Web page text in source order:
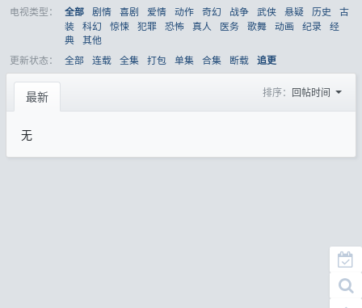
电视类型：
全部 剧情 喜剧 爱情 动作 奇幻 战争 武侠 悬疑 历史
古
装 科幻 惊悚 犯罪 恐怖 真人 医务 歌舞 动画 纪录 经
典 其他
更新状态：
全部 连载 全集 打包 单集 合集 断载 追更
最新 排序： 回帖时间
无